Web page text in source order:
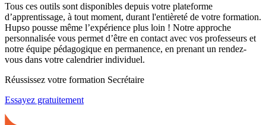
Tous ces outils sont disponibles depuis votre plateforme
d’apprentissage, à tout moment, durant l'entièreté de votre formation.
Hupso pousse même l’expérience plus loin ! Notre approche
personnalisée vous permet d’être en contact avec vos professeurs et
notre équipe pédagogique en permanence, en prenant un rendez-
vous dans votre calendrier individuel.
Réussissez votre formation Secrétaire
Essayez gratuitement